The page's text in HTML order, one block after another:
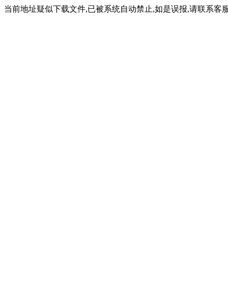
当前地址疑似下载文件,已被系统自动禁止,如是误报,请联系客